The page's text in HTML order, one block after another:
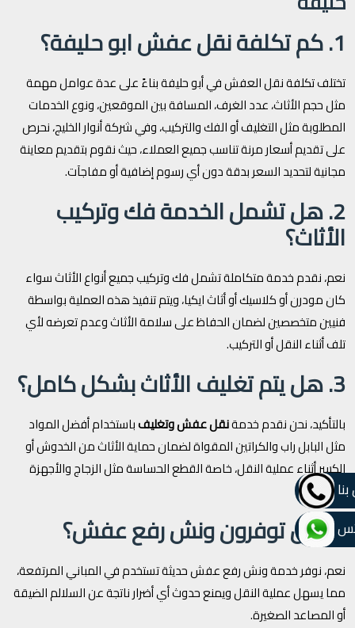
1. كم تكلفة نقل عفش ابو حليفة؟
تختلف تكلفة نقل العفش في أبو حليفة بناءً على عدة عوامل مهمة
مثل حجم الأثاث، عدد الغرف، المسافة بين الموقعين، ونوع الخدمات
المطلوبة مثل التغليف أو الفك والتركيب، وفي شركة أنوار الخليج، نحرص
على تقديم أسعار مرنة تناسب جميع العملاء، حيث نقوم بتقديم معاينة
مجانية لتحديد السعر بدقة دون أي رسوم إضافية أو مفاجآت.
2. هل تشمل الخدمة فك وتركيب
الأثاث؟
نعم، نقدم خدمة متكاملة تشمل فك وتركيب جميع أنواع الأثاث سواء
كان مودرن أو كلاسيك أو أثاث ايكيا، ويتم تنفيذ هذه العملية بواسطة
فنيين متخصصين لضمان الحفاظ على سلامة الأثاث وعدم تعرضه لأي
تلف أثناء النقل أو التركيب.
3. هل يتم تغليف الأثاث بشكل كامل؟
بالتأكيد، نحن نقدم خدمةنقل عفش وتغليفباستخدام أفضل المواد
مثل البابل راب والكراتين المقواة لضمان حماية الأثاث من الخدوش أو
الكسر أثناء عملية النقل، خاصة القطع الحساسة مثل الزجاج والأجهزة
الكهربائية.
4. هل توفرون ونش رفع عفش؟
نعم، نوفر خدمة ونش رفع عفش حديثة تستخدم في المباني المرتفعة،
مما يسهل عملية النقل ويمنع حدوث أي أضرار ناتجة عن السلالم الضيقة
أو المصاعد الصغيرة.